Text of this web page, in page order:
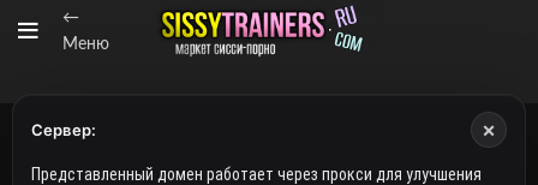
←
Меню
Сервер: ×
Представленный домен работает через прокси для улучшения